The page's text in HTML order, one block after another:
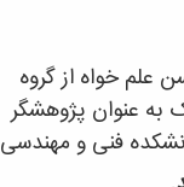
علم خواه از گروه
به عنوان پژوهشگر
فنی و مهندسی